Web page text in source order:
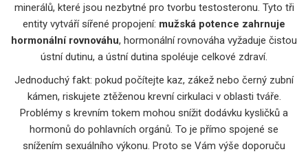
minerálů, které jsou nezbytné pro tvorbu testosteronu. Tyto tři
entity vytváří sířené propojení: mužská potence zahrnuje
hormonální rovnováhu, hormonální rovnováha vyžaduje čistou
ústní dutinu, a ústní dutina spoléuje celkové zdraví.
Jednoduchý fakt: pokud počítejte kaz, zákež nebo černý zubní
kámen, riskujete ztěženou krevní cirkulaci v oblasti tváře.
Problémy s krevním tokem mohou snížit dodávku kysličků a
hormonů do pohlavních orgánů. To je přímo spojené se
snížením sexuálního výkonu. Proto se Vám výše doporuču